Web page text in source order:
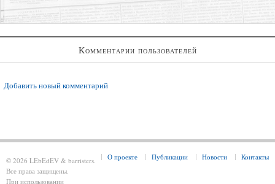
Представление интересов в судах общей юрисдикции;
Представление интересов в арбитражном суде;
Комментарии пользователей
Добавить новый комментарий
О проекте Публикации Новости Контакты
© 2026 LEbEdEV & barristers.
Все права защищены.
При использовании